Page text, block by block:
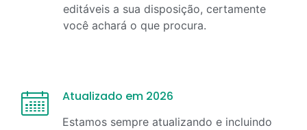
editáveis a sua disposição, certamente
você achará o que procura.
Atualizado em 2026
Estamos sempre atualizando e incluindo